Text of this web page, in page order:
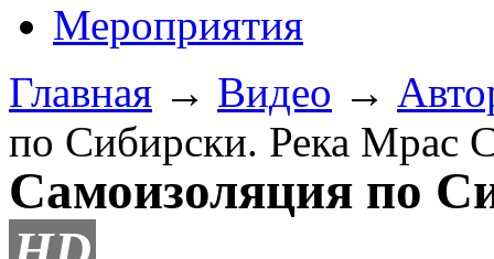
Мероприятия
Главная → Видео →
по Сибирски. Река Мрас
Самоизоляция по